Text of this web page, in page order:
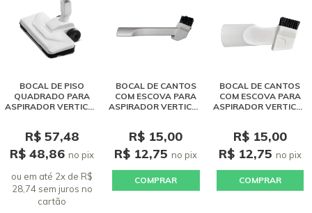
BOCAL DE PISO
QUADRADO PARA
ASPIRADOR VERTICAL
R$ 57,48
R$ 48,86no pix
ou em até 2x de R$
28,74 sem juros no
cartão
BOCAL DE CANTOS
COM ESCOVA PARA
ASPIRADOR VERTICAL
R$ 15,00
R$ 12,75no pix
COMPRAR
BOCAL DE CANTOS
COM ESCOVA PARA
ASPIRADOR VERTICAL
R$ 15,00
R$ 12,75 no pix
COMPRAR